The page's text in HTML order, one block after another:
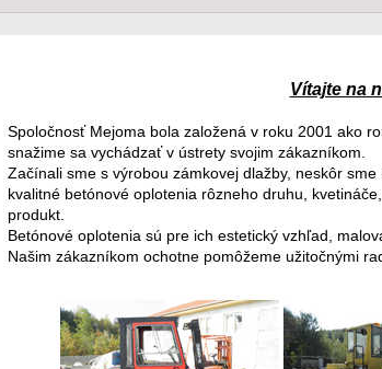
Vítajte na
Spoločnosť Mejoma bola založená v roku 2001 ako
snažime sa vychádzať v ústrety svojim zákazníkom.
Začínali sme s výrobou zámkovej dlažby, neskôr
kvalitné betónové oplotenia rôzneho druhu,
produkt.
Betónové oplotenia sú pre ich estetický vzhľad,
Našim zákazníkom ochotne pomôžeme užitočnými